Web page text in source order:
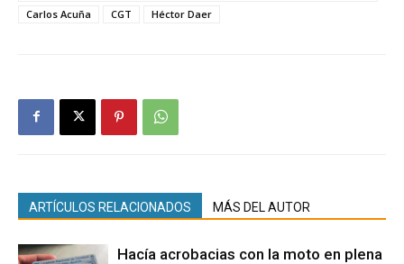
Carlos Acuña
CGT Héctor Daer
ARTÍCULOS RELACIONADOS MÁS DEL AUTOR
Hacía acrobacias con la moto en plena